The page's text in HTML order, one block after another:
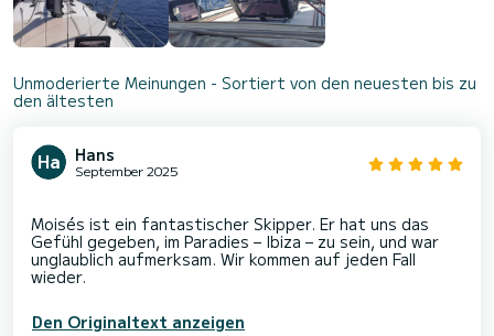
Unmoderierte Meinungen - Sortiert von den neuesten bis zu
den ältesten
Hans
September 2025
Moisés ist ein fantastischer Skipper. Er hat uns das
Gefühl gegeben, im Paradies – Ibiza – zu sein, und war
unglaublich aufmerksam. Wir kommen auf jeden Fall
Den Originaltext anzeigen